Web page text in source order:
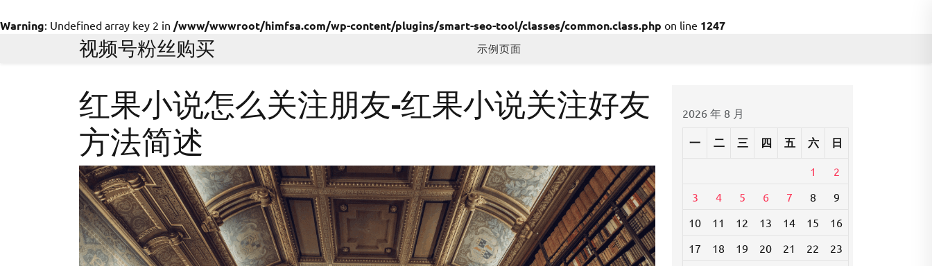
Warning: Undefined array key 2 in /www/wwwroot/himfsa.com/wp-content/plugins/smart-seo-tool/classes/common.class.php on line 1247
视频号粉丝购买 示例页面
红果小说怎么关注朋友-红果小说关注好友
方法简述
2026 年 8 月
一 二 三 四 五 六 日
1
2
3
4 5 6 7 8
9
10
11 12 13 14 15
16
17
18 19 20 21 22
23